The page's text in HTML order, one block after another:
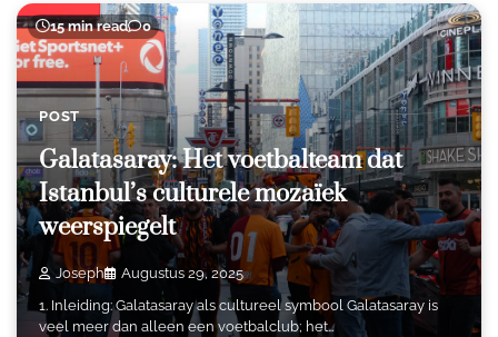
15 min read 0
POST
Galatasaray: Het voetbalteam dat
Istanbul’s culturele mozaïek
weerspiegelt
Joseph
Augustus 29, 2025
1. Inleiding: Galatasaray als cultureel symbool Galatasaray is
veel meer dan alleen een voetbalclub; het…